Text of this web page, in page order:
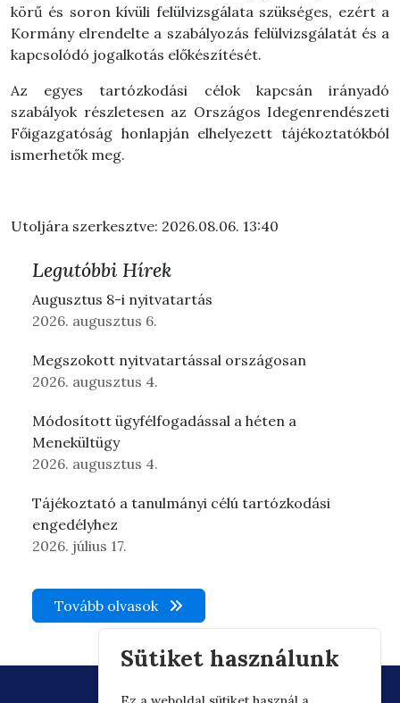
körű és soron kívüli felülvizsgálata szükséges, ezért a
Kormány elrendelte a szabályozás felülvizsgálatát és a
kapcsolódó jogalkotás előkészítését.
Az egyes tartózkodási célok kapcsán irányadó
szabályok részletesen az Országos Idegenrendészeti
Főigazgatóság honlapján elhelyezett tájékoztatókból
ismerhetők meg.
Utoljára szerkesztve: 2026.08.06. 13:40
Legutóbbi Hírek
Augusztus 8-i nyitvatartás
2026. augusztus 6.
Megszokott nyitvatartással országosan
2026. augusztus 4.
Módosított ügyfélfogadással a héten a
Menekültügy
2026. augusztus 4.
Tájékoztató a tanulmányi célú tartózkodási
engedélyhez
2026. július 17.
Tovább olvasok
Sütiket használunk